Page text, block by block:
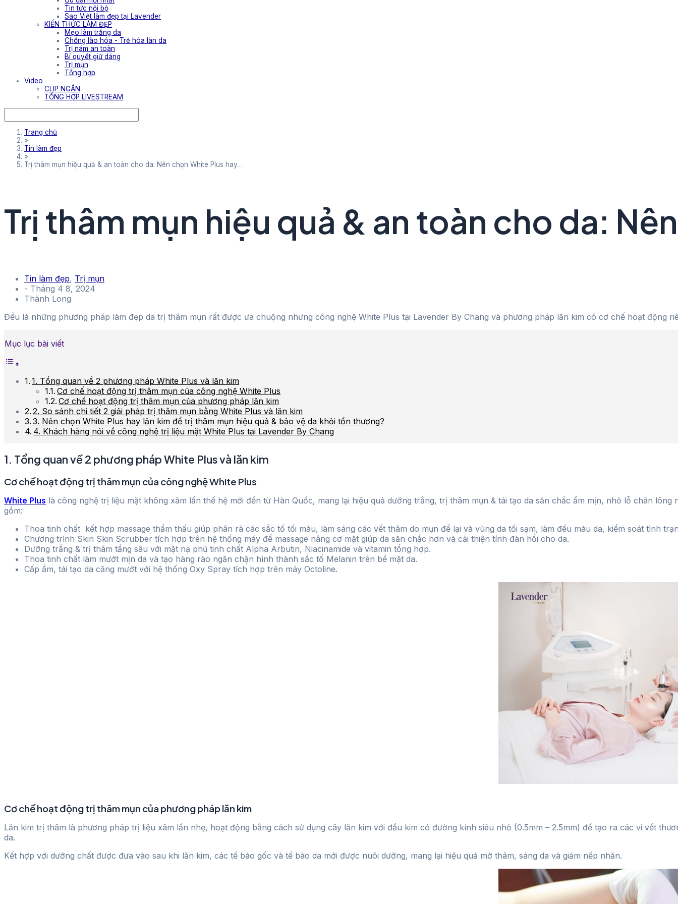
Tin tức nội bộ
Sao Việt làm đẹp tại Lavender
KIẾN THỨC LÀM ĐẸP
Mẹo làm trắng da
Chống lão hóa - Trẻ hóa làn da
Trị nám an toàn
Bí quyết giữ dáng
Trị mụn
Tổng hợp
Video
CLIP NGẮN
TỔNG HỢP LIVESTREAM
Trang chủ
»
Tin làm đẹp
»
Trị thâm mụn hiệu quả & an toàn cho da: Nên chọn White Plus hay…
Trị thâm mụn hiệu quả & an toàn cho da:
Tin làm đẹp, Trị mụn
- Tháng 4 8, 2024
Thành Long
Đều là những phương pháp làm đẹp da trị thâm mụn rất được ưa chuộng nhưng công nghệ White Plus tại Lavender By Chang và phương pháp lăn kim có cơ chế hoạt
Mục lục bài viết
1. Tổng quan về 2 phương pháp White Plus và lăn kim
Cơ chế hoạt động trị thâm mụn của công nghệ White Plus
Cơ chế hoạt động trị thâm mụn của phương pháp lăn kim
2. So sánh chi tiết 2 giải pháp trị thâm mụn bằng White Plus và lăn kim
3. Nên chọn White Plus hay lăn kim để trị thâm mụn hiệu quả & bảo vệ da khỏi tổn thương?
4. Khách hàng nói về công nghệ trị liệu mặt White Plus tại Lavender By Chang
1. Tổng quan về 2 phương pháp White Plus và lăn kim
Cơ chế hoạt động trị thâm mụn của công nghệ White Plus
White Plus là công nghệ trị liệu mặt không xâm lấn thế hệ mới đến từ Hàn Quốc, mang lại hiệu quả dưỡng trắng, trị thâm mụn & tái tạo da săn chắc ẩm mịn, nhỏ lỗ chân
gồm:
Thoa tinh chất kết hợp massage thẩm thấu giúp phân rã các sắc tố tối màu, làm sáng các vết thâm do mụn để lại và vùng da tối sạm, làm đều màu da, kiểm soát tình
Chương trình Skin Skin Scrubber tích hợp trên hệ thống máy để massage nâng cơ mặt giúp da săn chắc hơn và cải thiện tính đàn hồi cho da.
Dưỡng trắng & trị thâm tầng sâu với mặt nạ phủ tinh chất Alpha Arbutin, Niacinamide và vitamin tổng hợp.
Thoa tinh chất làm mướt mịn da và tạo hàng rào ngăn chặn hình thành sắc tố Melanin trên bề mặt da.
Cấp ẩm, tái tạo da căng mướt với hệ thống Oxy Spray tích hợp trên máy Octoline.
Cơ chế hoạt động trị thâm mụn của phương pháp lăn kim
Lăn kim trị thâm là phương pháp trị liệu xâm lấn nhẹ, hoạt động bằng cách sử dụng cây lăn kim với đầu kim có đường kính siêu nhỏ (0.5mm – 2.5mm) để tạo ra các vi vết
da.
Kết hợp với dưỡng chất được đưa vào sau khi lăn kim, các tế bào gốc và tế bào da mới được nuôi dưỡng, mang lại hiệu quả mờ thâm, sáng da và giảm nếp nhăn.